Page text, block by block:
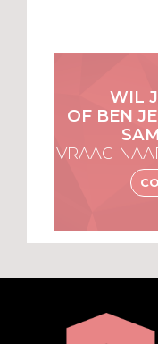
WIL
OF BEN
VRAAG